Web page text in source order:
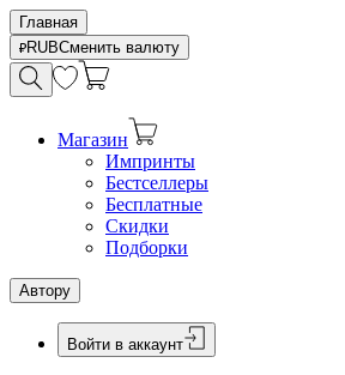
Главная
RUBСменить валюту
Магазин
Импринты
Бестселлеры
Бесплатные
Скидки
Подборки
Автору
Войти в аккаунт